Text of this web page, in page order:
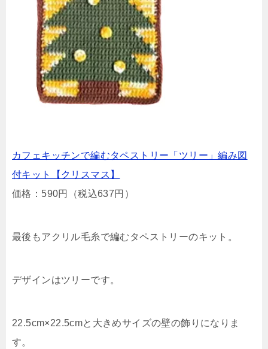
カフェキッチンで編むタペストリー「ツリー」編み図
付キット【クリスマス】
価格：590円（税込637円）
最後もアクリル毛糸で編むタペストリーのキット。
デザインはツリーです。
22.5cm×22.5cmと大きめサイズの壁の飾りになりま
す。